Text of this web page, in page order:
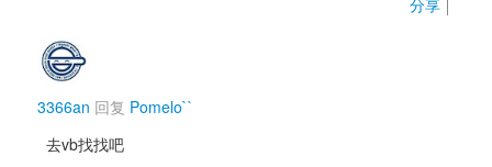
3366an 回复 Pomelo``
去vb找找吧